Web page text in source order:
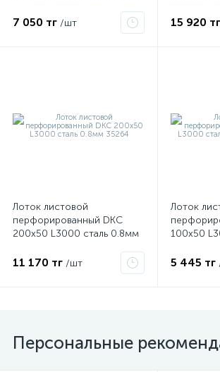
7 050 тг /шт 15 920 тг
Лоток листовой
перфорированный DKC
200х50 L3000 сталь 0.8мм
11 170 тг /шт
Лоток
100х50
5 445 тг
Персональные